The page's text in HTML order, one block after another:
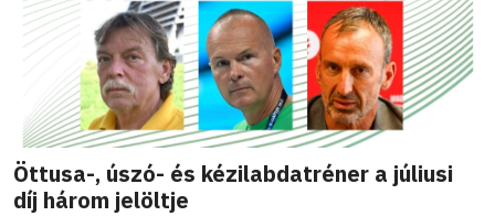
Öttusa-, úszó- és kézilabdatréner a júliusi
díj három jelöltje